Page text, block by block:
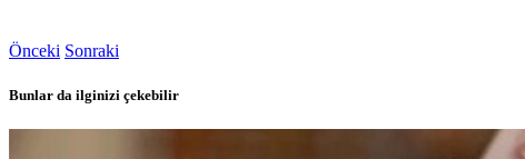
Önceki Sonraki
Bunlar da ilginizi çekebilir